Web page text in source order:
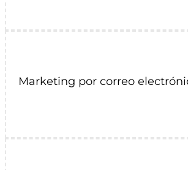
Marketing por correo